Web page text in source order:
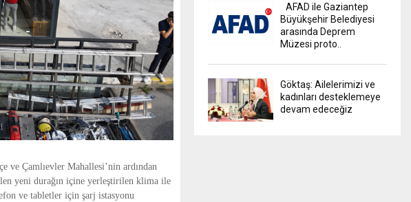
ve Çamlıevler Mahallesi’nin ardından
yeni durağın içine yerleştirilen klima ile
ve tabletler için şarj istasyonu
AFAD ile Gaziantep
Büyükşehir Belediyesi
arasında Deprem
Müzesi proto..
Göktaş: Ailelerimizi ve
kadınları desteklemeye
devam edeceğiz